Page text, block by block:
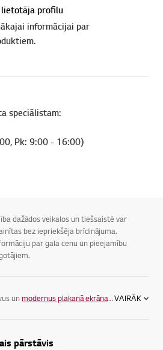
lietotāja profilu
informācijai par
speciālistam:
Pk: 9:00 - 16:00)
dažādos veikalos un tiešsaistē var
bez iepriekšēja brīdinājuma.
par gala cenu un pieejamību
unmodernus plakanā ekrāna televizorus , lai
VAIRĀK
pārstāvis